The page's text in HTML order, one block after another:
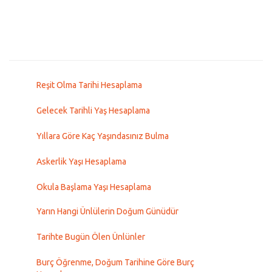
Reşit Olma Tarihi Hesaplama
Gelecek Tarihli Yaş Hesaplama
Yıllara Göre Kaç Yaşındasınız Bulma
Askerlik Yaşı Hesaplama
Okula Başlama Yaşı Hesaplama
Yarın Hangi Ünlülerin Doğum Günüdür
Tarihte Bugün Ölen Ünlünler
Burç Öğrenme, Doğum Tarihine Göre Burç